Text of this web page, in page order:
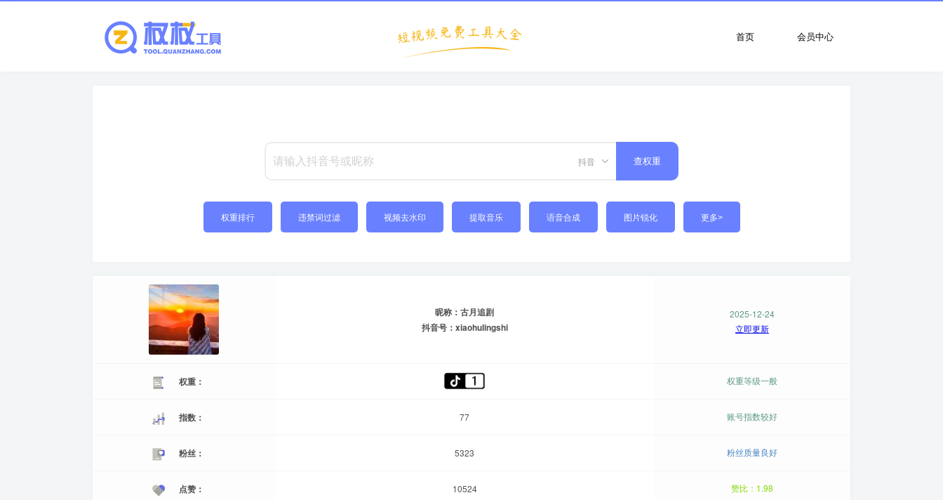
会员中心
首页
抖音 查权重
权重排行 违禁词过滤 视频去水印 提取音乐 语音合成 图片锐化 更多>
昵称：古月追剧
抖音号：xiaohulingshi
2025-12-24
立即更新
权重： 权重等级一般
指数： 77 账号指数较好
粉丝： 5323 粉丝质量良好
点赞： 10524 赞比：1.98